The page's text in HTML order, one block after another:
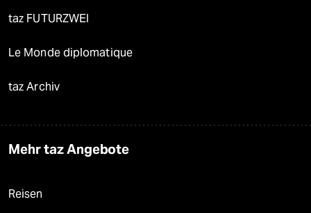
taz FUTURZWEI
Le Monde diplomatique
taz Archiv
Mehr taz Angebote
Reisen